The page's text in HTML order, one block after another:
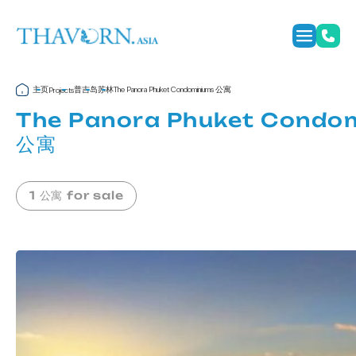
主页Projects普吉岛苏林The Panora Phuket Condominiums 公寓
The Panora Phuket
公寓
1 公寓 for sale